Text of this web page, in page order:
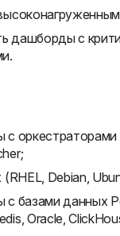
дашборды с
оркестраторами
Debian,
с базами данных
Oracle,